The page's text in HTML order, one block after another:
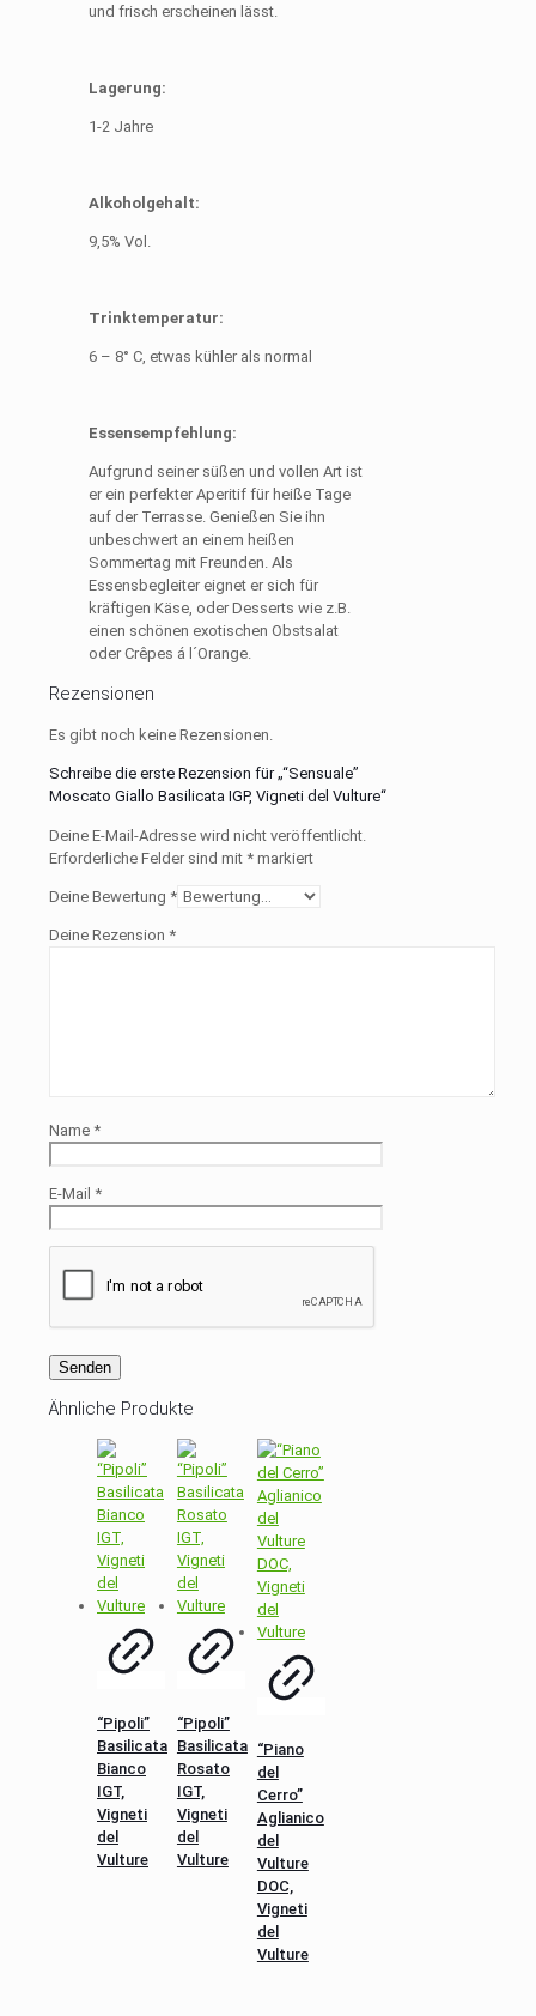
und frisch erscheinen lässt.
Lagerung:
1-2 Jahre
Alkoholgehalt:
9,5% Vol.
Trinktemperatur:
6 – 8° C, etwas kühler als normal
Essensempfehlung:
Aufgrund seiner süßen und vollen Art ist
er ein perfekter Aperitif für heiße Tage
auf der Terrasse. Genießen Sie ihn
unbeschwert an einem heißen
Sommertag mit Freunden. Als
Essensbegleiter eignet er sich für
kräftigen Käse, oder Desserts wie z.B.
einen schönen exotischen Obstsalat
oder Crêpes á l´Orange.
Rezensionen
Es gibt noch keine Rezensionen.
Schreibe die erste Rezension für „“Sensuale”
Moscato Giallo Basilicata IGP, Vigneti del Vulture“
Deine E-Mail-Adresse wird nicht veröffentlicht.
Erforderliche Felder sind mit * markiert
Deine Bewertung *
Deine Rezension *
Name *
E-Mail *
Ähnliche Produkte
“Pipoli”
Basilicata
Bianco
IGT,
Vigneti
del
Vulture
“Pipoli”
Basilicata
Rosato
IGT,
Vigneti
del
Vulture
“Piano
del
Cerro”
Aglianico
del
Vulture
DOC,
Vigneti
del
Vulture